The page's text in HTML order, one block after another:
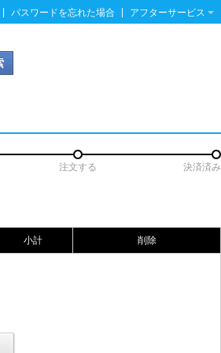
パスワードを忘れた場合 アフターサービス
注文する 決済済み
小計 削除